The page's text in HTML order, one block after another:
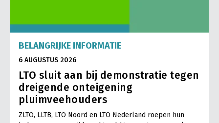
Mensen
Bestuur en Directie
Vakgroepbestuurders
Jaarverslag 2023
Pers
Contact
BELANGRIJKE INFORMATIE
6 AUGUSTUS 2026
LTO sluit aan bij demonstratie tegen
dreigende onteigening
pluimveehouders
ZLTO, LLTB, LTO Noord en LTO Nederland roepen hun